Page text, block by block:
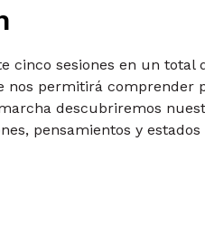
cinco sesiones en un total
nos permitirá comprender
descubriremos
pensamientos y